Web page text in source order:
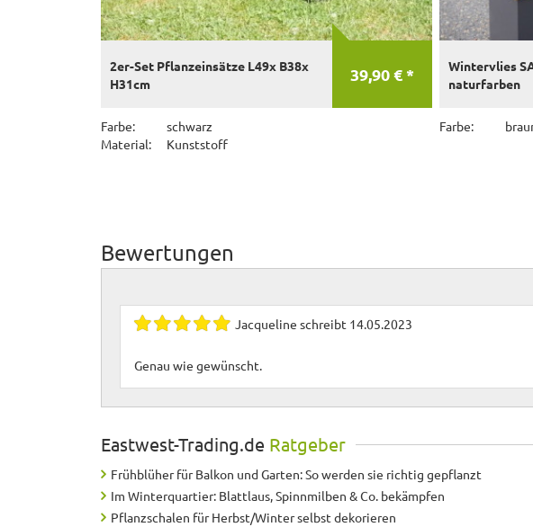
39,90 € *
2er-Set Pflanzeinsätze L49x B38x
H31cm
Farbe:
schwarz
Material:
Kunststoff
Wintervlies
naturfarben
Farbe:
Bewertungen
Jacqueline schreibt 14.05.2023
Genau wie gewünscht.
Eastwest-Trading.de Ratgeber
Frühblüher für Balkon und Garten: So werden sie richtig gepflanzt
Im Winterquartier: Blattlaus, Spinnmilben & Co. bekämpfen
Pflanzschalen für Herbst/Winter selbst dekorieren